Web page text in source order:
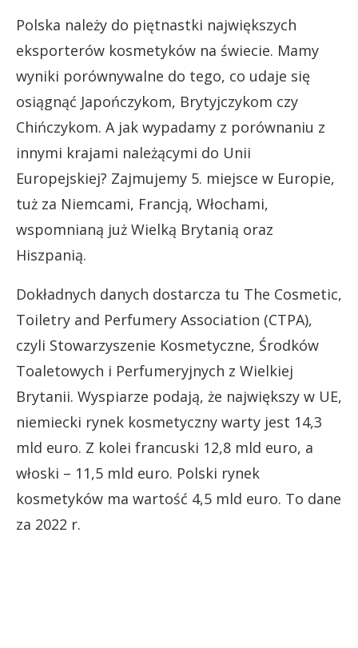
Polska należy do piętnastki największych
eksporterów kosmetyków na świecie. Mamy
wyniki porównywalne do tego, co udaje się
osiągnąć Japończykom, Brytyjczykom czy
Chińczykom. A jak wypadamy z porównaniu z
innymi krajami należącymi do Unii
Europejskiej? Zajmujemy 5. miejsce w Europie,
tuż za Niemcami, Francją, Włochami,
wspomnianą już Wielką Brytanią oraz
Hiszpanią.
Dokładnych danych dostarcza tu The Cosmetic,
Toiletry and Perfumery Association (CTPA),
czyli Stowarzyszenie Kosmetyczne, Środków
Toaletowych i Perfumeryjnych z Wielkiej
Brytanii. Wyspiarze podają, że największy w UE,
niemiecki rynek kosmetyczny warty jest 14,3
mld euro. Z kolei francuski 12,8 mld euro, a
włoski – 11,5 mld euro. Polski rynek
kosmetyków ma wartość 4,5 mld euro. To dane
za 2022 r.